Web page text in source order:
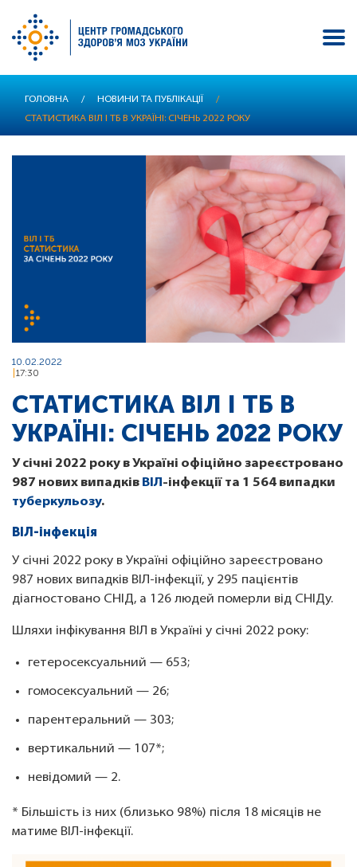
основного
ГОЛОВНА / НОВИНИ ТА ПУБЛІКАЦІЇ
/
СТАТИСТИКА ВІЛ І ТБ В УКРАЇНІ: СІЧЕНЬ 2022 РОКУ
10.02.2022
17:30
СТАТИСТИКА ВІЛ І ТБ В
УКРАЇНІ: СІЧЕНЬ 2022 РОКУ
У січні 2022 року в Україні офіційно зареєстровано
987 нових випадків ВІЛ-інфекції та 1 564 випадки
туберкульозу.
ВІЛ-інфекція
У січні 2022 року в Україні офіційно зареєстровано
987 нових випадків ВІЛ-інфекції, у 295 пацієнтів
діагностовано СНІД, а 126 людей померли від СНІДу.
Шляхи інфікування ВІЛ в Україні у січні 2022 року:
гетеросексуальний — 653;
гомосексуальний — 26;
парентеральний — 303;
вертикальний — 107*;
невідомий — 2.
* Більшість із них (близько 98%) після 18 місяців не
матиме ВІЛ-інфекції.